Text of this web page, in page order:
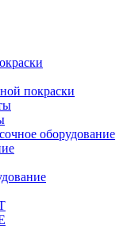
покраски
оборудование